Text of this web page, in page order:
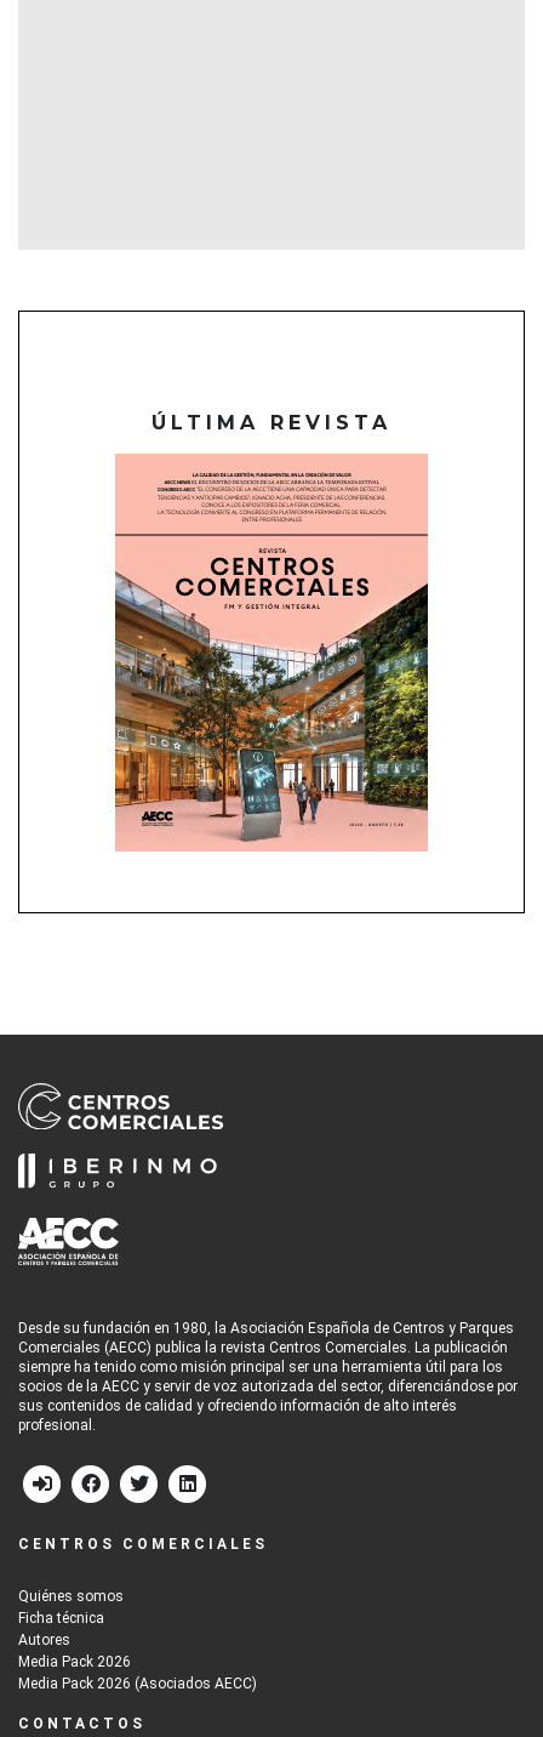
ÚLTIMA REVISTA
Desde su fundación en 1980, la Asociación Española de Centros y Parques
Comerciales (AECC) publica la revista Centros Comerciales. La publicación
siempre ha tenido como misión principal ser una herramienta útil para los
socios de la AECC y servir de voz autorizada del sector, diferenciándose por
sus contenidos de calidad y ofreciendo información de alto interés
profesional.
CENTROS COMERCIALES
Quiénes somos
Ficha técnica
Autores
Media Pack 2026
Media Pack 2026 (Asociados AECC)
CONTACTOS